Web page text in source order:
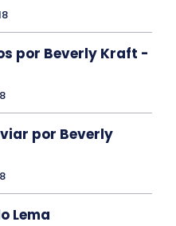
por Beverly Kraft -
por Beverly
Lema